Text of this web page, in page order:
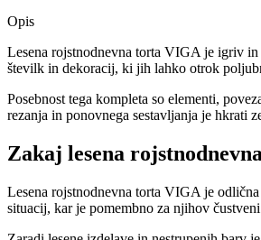
Opis
Lesena rojstnodnevna torta VIGA je igriv
številk in dekoracij, ki jih lahko otrok
Posebnost tega kompleta so elementi,
rezanja in ponovnega sestavljanja je hkrati
Zakaj lesena
Lesena rojstnodnevna torta VIGA je
situacij, kar je pomembno za njihov